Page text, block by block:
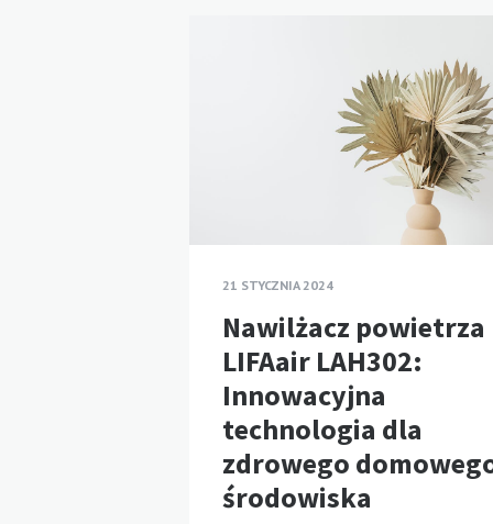
21 STYCZNIA 2024
Nawilżacz powietrza
LIFAair LAH302:
Innowacyjna
technologia dla
zdrowego
środowiska